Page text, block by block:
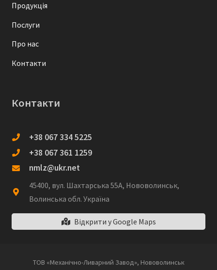
Продукція
Послуги
Про нас
Контакти
Контакти
+38 067 334 5225
+38 067 361 1259
nmlz@ukr.net
45400, вул. Шахтарська 55А, Нововолинськ,
Волинська обл. Україна
Відкрити у Google Maps
ТОВ «Механічно-Ливарний Завод», Нововолинськ